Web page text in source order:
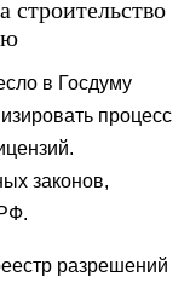
строительство
в Госдуму
процесс
законов,
разрешений